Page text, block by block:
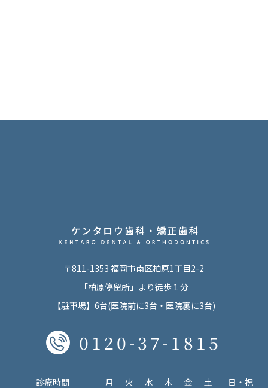
〒811-1353 福岡市南区柏原1丁目2-2
「柏原停留所」より徒歩１分
【駐車場】6台(医院前に3台・医院裏に3台)
0120-37-1815
診療時間 月 火 水 木 金 土 日・祝